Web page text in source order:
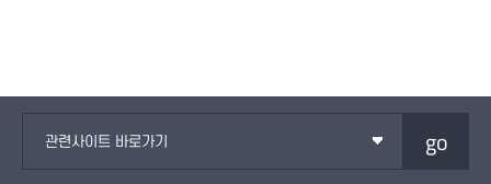
관련사이트 바로가기 go